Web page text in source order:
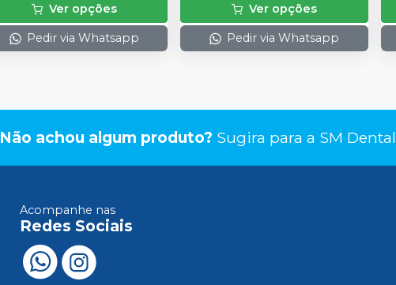
Ver opções
Pedir via Whatsapp
Ver opções
Pedir via Whatsapp
Não achou algum produto? Sugira para a SM Dental
Acompanhe nas
Redes Sociais